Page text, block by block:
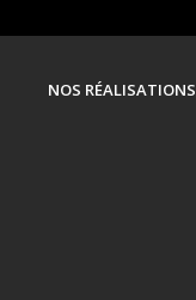
NOS RÉALISATIONS